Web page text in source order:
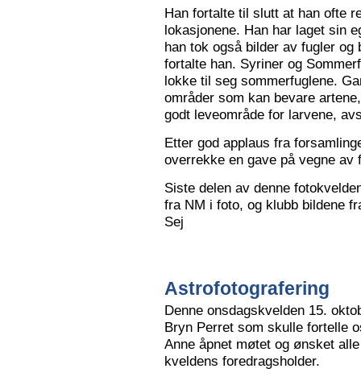
Han fortalte til slutt at han ofte
lokasjonene. Han har laget sin
han tok også bilder av fugler
fortalte han. Syriner og
lokke til seg sommerfuglene.
områder som kan bevare
godt leveområde for larvene,
Etter god applaus fra
overrekke en gave på vegne av
Siste delen av denne
fra NM i foto, og klubb bildene
Sej
Astrofotografering
Denne onsdagskvelden 15.
Bryn Perret som skulle fortelle
Anne åpnet møtet og ønsket
kveldens foredragsholder.